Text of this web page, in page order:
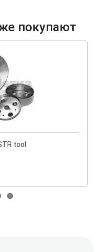
покупают
tool